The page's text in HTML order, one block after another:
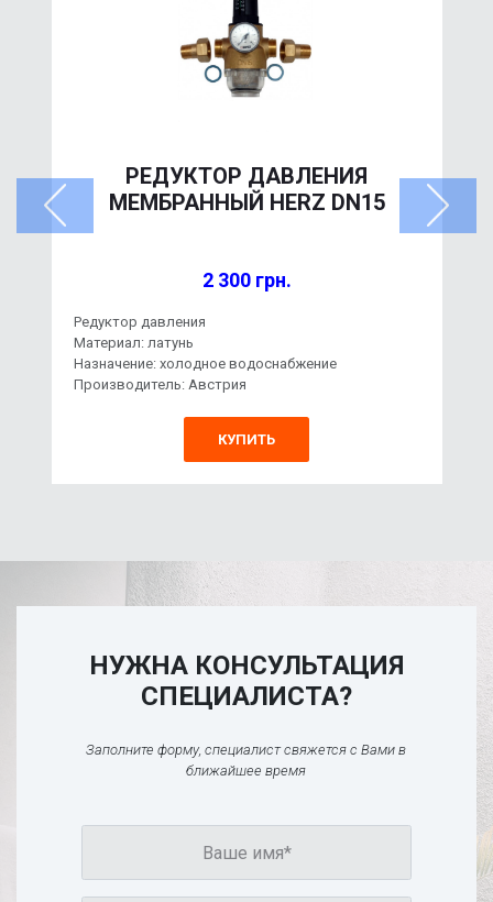
РЕДУКТОР ДАВЛЕНИЯ
МЕМБРАННЫЙ HERZ DN15
2 300 грн.
Редуктор давления
Материал: латунь
Назначение: холодное водоснабжение
Производитель: Австрия
КУПИТЬ
НУЖНА КОНСУЛЬТАЦИЯ
СПЕЦИАЛИСТА?
Заполните форму, специалист свяжется с Вами в
ближайшее время